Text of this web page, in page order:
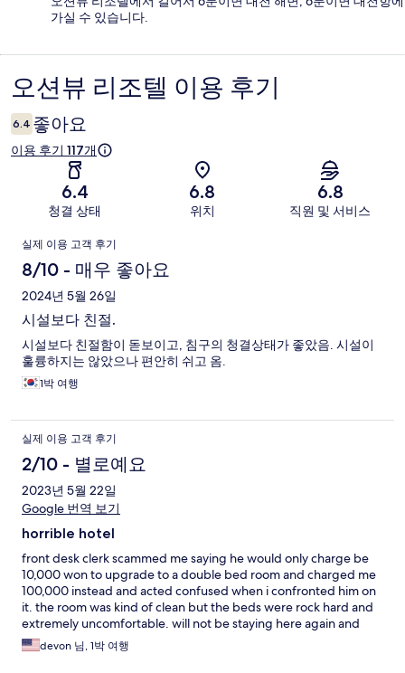
가실 수 있습니다.
이
용
후
오션뷰 리조텔 이용 후기
6.4 좋아요
이용 후기 117개
6.4
청결 상태
6.8
위치
6.8
직원 및 서비스
이
용
후
기
실제 이용 고객 후기
8/10 - 매우 좋아요
2024년 5월 26일
시설보다 친절.
시설보다 친절함이 돋보이고, 침구의 청결상태가 좋았음. 시설이
훌륭하지는 않았으나 편안히 쉬고 옴.
1박 여행
실제 이용 고객 후기
2/10 - 별로예요
2023년 5월 22일
Google 번역 보기
horrible hotel
front desk clerk scammed me saying he would only charge be
10,000 won to upgrade to a double bed room and charged me
100,000 instead and acted confused when i confronted him on
it. the room was kind of clean but the beds were rock hard and
extremely uncomfortable. will not be staying here again and
would not recommend anybody else staying here.
devon 님, 1박 여행